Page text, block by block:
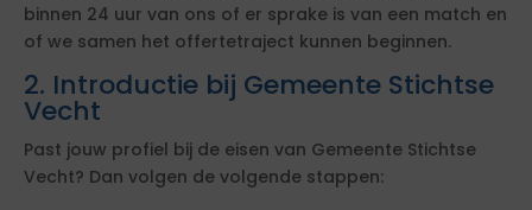
binnen 24 uur van ons of er sprake is van een match en
of we samen het offertetraject kunnen beginnen.
2. Introductie bij Gemeente Stichtse
Vecht
Past jouw profiel bij de eisen van Gemeente Stichtse
Vecht? Dan volgen de volgende stappen: